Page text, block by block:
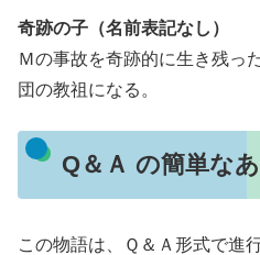
奇跡の子（名前表記なし）
Ｍの事故を奇跡的に生き残っ
団の教祖になる。
Q＆Ａ の簡単な
この物語は、Ｑ＆Ａ形式で進